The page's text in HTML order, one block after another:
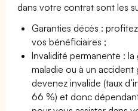
dans votre contrat sont les
Garanties décès :
vos bénéficiaires ;
Invalidité permanente : la
maladie ou à un accident
devenez invalide (taux
66 %) et donc